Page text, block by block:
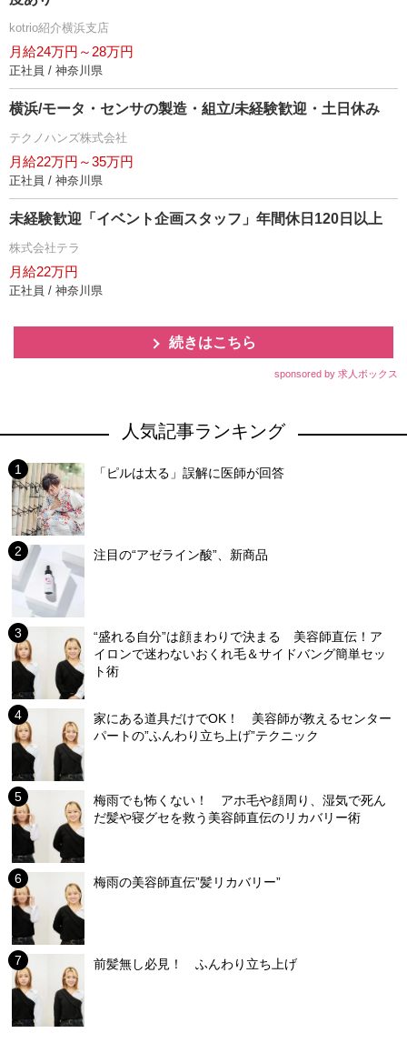
kotrio紹介横浜支店
月給24万円～28万円
正社員 / 神奈川県
横浜/モータ・センサの製造・組立/未経験歓迎・土日休み
テクノハンズ株式会社
月給22万円～35万円
正社員 / 神奈川県
未経験歓迎「イベント企画スタッフ」年間休日120日以上
株式会社テラ
月給22万円
正社員 / 神奈川県
続きはこちら
sponsored by 求人ボックス
人気記事ランキング
「ピルは太る」誤解に医師が回答
注目の“アゼライン酸”、新商品
“盛れる自分”は顔まわりで決まる 美容師直伝！ア
イロンで迷わないおくれ毛＆サイドバング簡単セッ
ト術
家にある道具だけでOK！ 美容師が教えるセンター
パートの”ふんわり立ち上げ”テクニック
梅雨でも怖くない！ アホ毛や顔周り、湿気で死ん
だ髪や寝グセを救う美容師直伝のリカバリー術
梅雨の美容師直伝”髪リカバリー”
前髪無し必見！ ふんわり立ち上げ